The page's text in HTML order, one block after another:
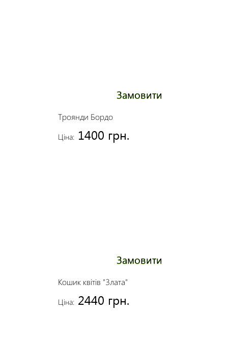
Троянди Бордо
Ціна: 1400 грн.
Замовити
Кошик квітів "Злата"
Ціна: 2440 грн.
Замовити